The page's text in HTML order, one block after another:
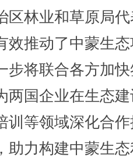
区林业和草原局
效推动了中蒙生
步将联合各方加
两国企业在生态
训等领域深化合
助力构建中蒙生